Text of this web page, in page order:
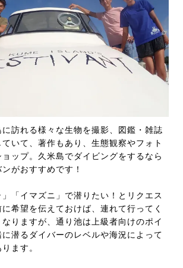
訪れる様々な生物を撮影、図鑑・雑誌
いて、著作もあり、生態観察やフォト
ップ。久米島でダイビングをするなら
がおすすめです！
「イマズニ」で潜りたい！とリクエス
に希望を伝えておけば、連れて行ってく
りますが、通り池は上級者向けのポイ
潜るダイバーのレベルや海況によって
ます。